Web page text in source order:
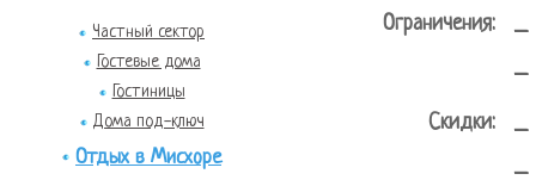
Частный сектор
Гостевые дома
Гостиницы
Дома под-ключ
Отдых в Мисхоре
Ограничения:
-
-
Скидки:
-